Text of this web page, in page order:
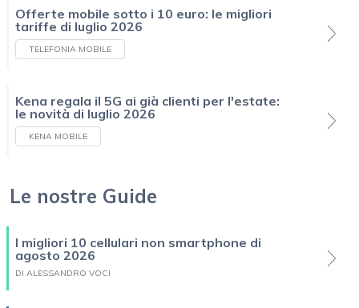
Offerte mobile sotto i 10 euro: le migliori
tariffe di luglio 2026
TELEFONIA MOBILE
Kena regala il 5G ai già clienti per l'estate:
le novità di luglio 2026
KENA MOBILE
Le nostre Guide
I migliori 10 cellulari non smartphone di
agosto 2026
DI ALESSANDRO VOCI